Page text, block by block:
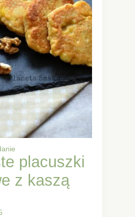
placuszki
z kaszą